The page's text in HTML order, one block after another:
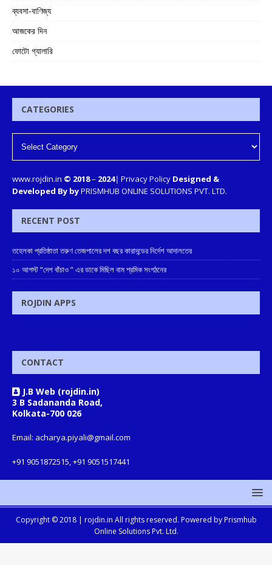
ব্যবসা-বাণিজ্য
আজকের দিন
ফোটো গ্যালারি
CATEGORIES
www.rojdin.in © 2018– 2024| Privacy Policy Designed &
Developed By byPRISMHUB ONLINE SOLUTIONS PVT. LTD.
RECENT POST
তহেলকা প্রতিষ্ঠাতা তরুণ তেজপালের দশ বছর কারাদন্ডের নির্দেশ আদালতের
১০ আগস্ট “দেশ বাঁচাও ” এর ডাকে মিছিল বাম শ্রমিক সংগঠনের
ROJDIN APPS
CONTACT
J.B Web (rojdin.in)
3 B Sadananda Road,
Kolkata-700 026
Email: acharya.piyali@gmail.com
+91 9051872515, +91 9051517441
Copyright © 2018 | rojdin.in All rights reserved. Powered by Prismhub
Online Solutions Pvt. Ltd.